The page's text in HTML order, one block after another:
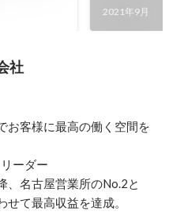
2021年9月
社
お客様に最高の働く空間を
ーダー
、名古屋営業所のNo.2と
せて最高収益を達成。